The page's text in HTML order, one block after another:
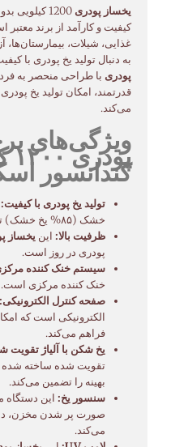
یخساز پودری
1200
کیفیت و کارآمد از برند
غذایی، شیلات،
به دنبال تولید یخ پودری با
پودری با طراحی منحصر به
قدرتمند، امکان تولید یخ
می‌کند.
ویژگی‌های
کندانسور
تولید یخ پودری با کیفیت:
خشک (۸۵% یخ خشک) تولید می‌کند.
ظرفیت بالا: این یخساز
پودری در روز است.
سیستم خنک کننده
خنک کننده مرکزی است.
صفحه کنترل الکترونیکی:
الکترونیکی است که
فراهم می‌کند.
یخ شکن با آلیاژ تقویت
تقویت شده ساخته
بهینه را تضمین می‌کند.
سنسور یخ: این
صورت پر شدن مخزن،
می‌کند.